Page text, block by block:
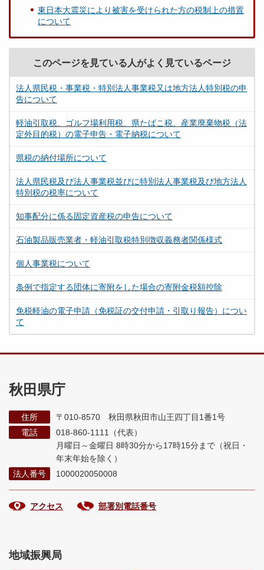
東日本大震災により被害を受けられた方の税制上の措置
について
このページを見ている人がよく見ているページ
法人県民税・事業税・特別法人事業税又は地方法人特別税の申
告について
軽油引取税、ゴルフ場利用税、県たばこ税、産業廃棄物税（法
定外目的税）の電子申告・電子納税について
県税の納付場所について
法人県民税及び法人事業税並びに特別法人事業税及び地方法人
特別税の税率について
知事配分に係る固定資産税の申告について
石油製品販売業者・軽油引取税特別徴収義務者関係様式
個人事業税について
条例で指定する団体に寄附をした場合の寄附金税額控除
免税軽油の電子申請（免税証の交付申請・引取り報告）につい
て
秋田県庁
住所
〒010-8570 秋田県秋田市山王四丁目1番1号
電話
018-860-1111（代表）
月曜日～金曜日 8時30分から17時15分まで （祝日・
年末年始を除く）
法人番号
1000020050008
アクセス 部署別電話番号
地域振興局